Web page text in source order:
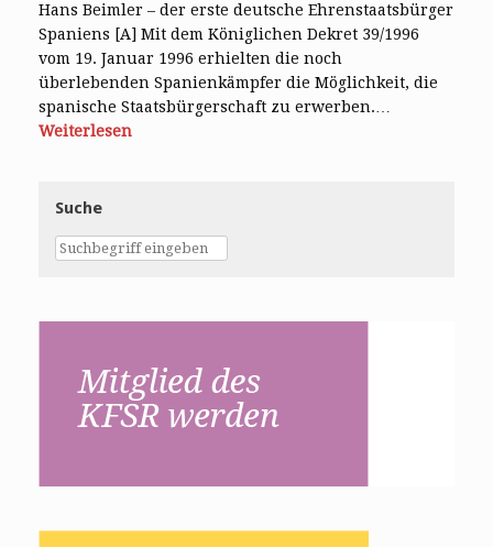
Hans Beimler – der erste deutsche Ehrenstaatsbürger
Spaniens [A] Mit dem Königlichen Dekret 39/1996
vom 19. Januar 1996 erhielten die noch
überlebenden Spanienkämpfer die Möglichkeit, die
spanische Staatsbürgerschaft zu erwerben.…
Weiterlesen
Suche